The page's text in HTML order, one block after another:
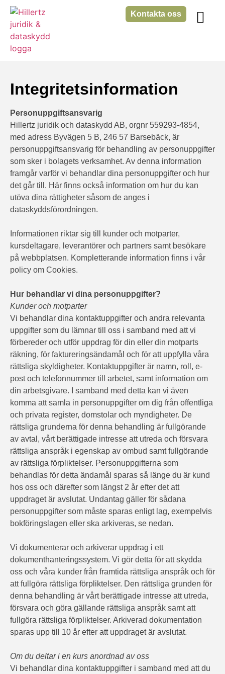
Kontakta oss
Integritetsinformation
Personuppgiftsansvarig
Hillertz juridik och dataskydd AB, orgnr 559293-4854,
med adress Byvägen 5 B, 246 57 Barsebäck, är
personuppgiftsansvarig för behandling av personuppgifter
som sker i bolagets verksamhet. Av denna information
framgår varför vi behandlar dina personuppgifter och hur
det går till. Här finns också information om hur du kan
utöva dina rättigheter såsom de anges i
dataskyddsförordningen.
Informationen riktar sig till kunder och motparter,
kursdeltagare, leverantörer och partners samt besökare
på webbplatsen. Kompletterande information finns i vår
policy om Cookies.
Hur behandlar vi dina personuppgifter?
Kunder och motparter
Vi behandlar dina kontaktuppgifter och andra relevanta
uppgifter som du lämnar till oss i samband med att vi
förbereder och utför uppdrag för din eller din motparts
räkning, för faktureringsändamål och för att uppfylla våra
rättsliga skyldigheter. Kontaktuppgifter är namn, roll, e-
post och telefonnummer till arbetet, samt information om
din arbetsgivare. I samband med detta kan vi även
komma att samla in personuppgifter om dig från offentliga
och privata register, domstolar och myndigheter. De
rättsliga grunderna för denna behandling är fullgörande
av avtal, vårt berättigade intresse att utreda och försvara
rättsliga anspråk i egenskap av ombud samt fullgörande
av rättsliga förpliktelser. Personuppgifterna som
behandlas för detta ändamål sparas så länge du är kund
hos oss och därefter som längst 2 år efter det att
uppdraget är avslutat. Undantag gäller för sådana
personuppgifter som måste sparas enligt lag, exempelvis
bokföringslagen eller ska arkiveras, se nedan.
Vi dokumenterar och arkiverar uppdrag i ett
dokumenthanteringssystem. Vi gör detta för att skydda
oss och våra kunder från framtida rättsliga anspråk och för
att fullgöra rättsliga förpliktelser. Den rättsliga grunden för
denna behandling är vårt berättigade intresse att utreda,
försvara och göra gällande rättsliga anspråk samt att
fullgöra rättsliga förpliktelser. Arkiverad dokumentation
sparas upp till 10 år efter att uppdraget är avslutat.
Om du deltar i en kurs anordnad av oss
Vi behandlar dina kontaktuppgifter i samband med att du